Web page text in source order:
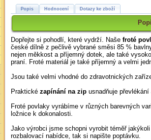
Popis Hodnocení Dotazy ke zboží
Dopřejte si pohodlí, které vydrží. Naše froté
české dílně z pečlivě vybrané směsi 85 %
nejen měkkost a příjemný dotek, ale také
praní.
Froté materiál je také příjemný a velmi
Jsou také velmi vhodné do zdravotnických
Praktické zapínání na zipusnadňuje převlékání
Froté povlaky vyrábíme v různých barevných
ložnice k dokonalosti.
Jako výrobci jsme schopni vyrobit téměř
rozbalovací nabídce, tak si napište poptávku.